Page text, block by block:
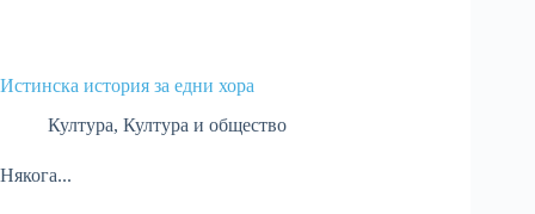
Истинска история за едни хора
Култура, Култура и общество
Някога...